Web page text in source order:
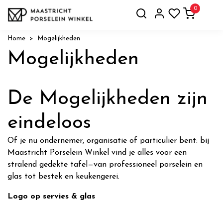
0
Home Mogelijkheden
Mogelijkheden
De Mogelijkheden zijn
eindeloos
Of je nu ondernemer, organisatie of particulier bent: bij
Maastricht Porselein Winkel vind je alles voor een
stralend gedekte tafel—van professioneel porselein en
glas tot bestek en keukengerei.
Logo op servies & glas